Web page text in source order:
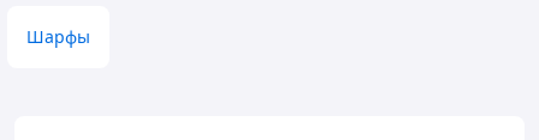
Шарфы